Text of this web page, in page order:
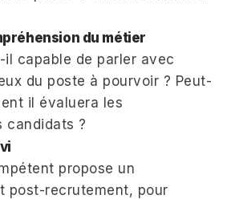
du métier
capable de parler avec
du poste à pourvoir ? Peut-
il évaluera les
candidats ?
propose un
post-recrutement, pour